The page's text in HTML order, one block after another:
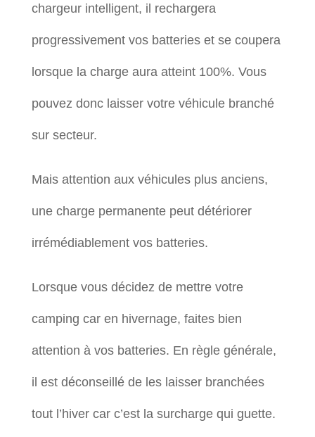
chargeur intelligent, il rechargera
progressivement vos batteries et se coupera
lorsque la charge aura atteint 100%. Vous
pouvez donc laisser votre véhicule branché
sur secteur.
Mais attention aux véhicules plus anciens,
une charge permanente peut détériorer
irrémédiablement vos batteries.
Lorsque vous décidez de mettre votre
camping car en hivernage, faites bien
attention à vos batteries. En règle générale,
il est déconseillé de les laisser branchées
tout l’hiver car c’est la surcharge qui guette.